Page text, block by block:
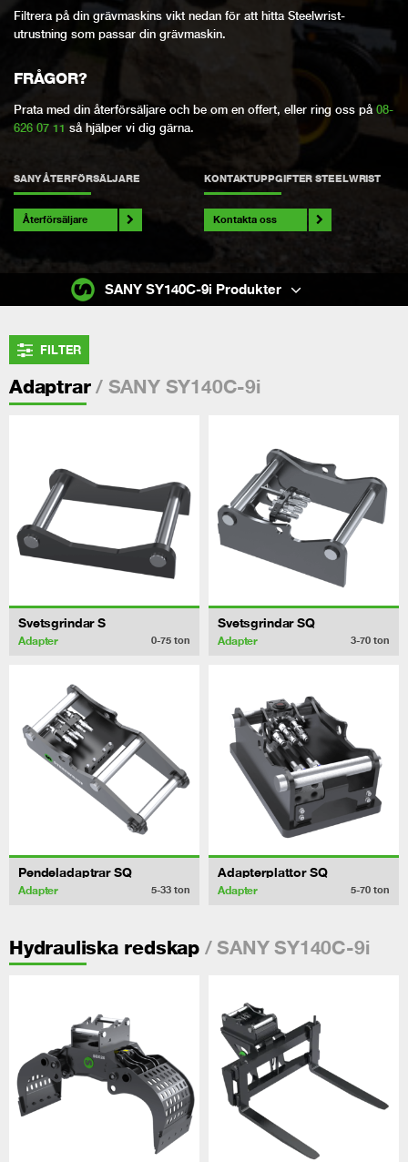
Filtrera på din grävmaskins vikt nedan för att hitta Steelwrist-
utrustning som passar din grävmaskin.
FRÅGOR?
Prata med din återförsäljare och be om en offert, eller ring oss på 08-
626 07 11 så hjälper vi dig gärna.
SANY ÅTERFÖRSÄLJARE
Återförsäljare
KONTAKTUPPGIFTER STEELWRIST
Kontakta oss
FILTER
Adaptrar/ SANY SY140C-9i
Svetsgrindar S
Adapter 0-75 ton
Svetsgrindar SQ
Adapter 3-70 ton
Pendeladaptrar SQ
Adapter 5-33 ton
Adapterplattor SQ
Adapter 5-70 ton
Hydrauliska redskap/ SANY SY140C-9i
SANY SY140C-9i Produkter